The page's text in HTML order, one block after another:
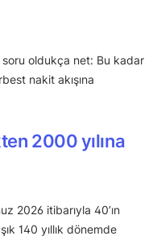
oldukça net: Bu kadar
nakit akışına
2000 yılına
2026 itibarıyla 40’ın
140 yıllık dönemde